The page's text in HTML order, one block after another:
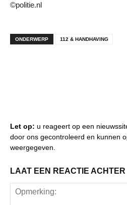
©politie.nl
ONDERWERP 112 & HANDHAVING
Let op: u reageert op een
door ons gecontroleerd en kunnen
weergegeven.
LAAT EEN REACTIE ACHTER